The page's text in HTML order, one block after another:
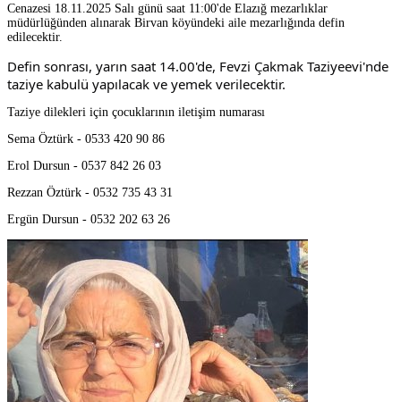
Cenazesi 18.11.2025 Salı günü saat 11:00'de Elazığ mezarlıklar
müdürlüğünden alınarak Birvan köyündeki aile mezarlığında defin
edilecektir.
Defin sonrası, yarın saat 14.00'de, Fevzi Çakmak Taziyeevi'nde
taziye kabulü yapılacak ve yemek verilecektir.
Taziye dilekleri için çocuklarının iletişim numarası
Sema Öztürk - 0533 420 90 86
Erol Dursun - 0537 842 26 03
Rezzan Öztürk - 0532 735 43 31
Ergün Dursun - 0532 202 63 26